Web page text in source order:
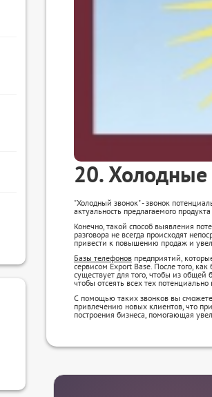
20. Холодные
"Холодный звонок" - звонок
актуальность предлагаемого
Конечно, такой способ выявления
разговора не всегда происходят
привести к повышению продаж и
Базы телефоновпредприятий,
сервисом Export Base. После того,
существует для того, чтобы из общей
чтобы отсеять всех тех
С помощью таких звонков вы
привлечению новых клиентов, что
построения бизнеса, помогающая